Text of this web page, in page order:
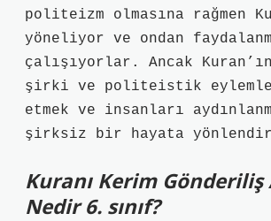
politeizm olmasına rağmen
yöneliyor ve ondan
çalışıyorlar. Ancak
şirki ve politeistik
etmek ve insanları
şirksiz bir hayata
Kuranı Kerim Gönderiliş
Nedir 6. sınıf?